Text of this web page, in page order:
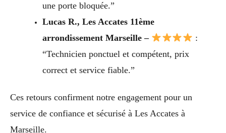
une porte bloquée.”
Lucas R., Les Accates 11ème
arrondissement Marseille –
:
“Technicien ponctuel et compétent, prix
correct et service fiable.”
Ces retours confirment notre engagement pour un
service de confiance et sécurisé à Les Accates à
Marseille.